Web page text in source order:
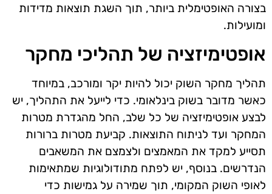
בצורה האופטימלית ביותר, תוך השגת תוצאות מדידות
ומועילות.
אופטימיזציה של תהליכי מחקר
תהליך מחקר השוק יכול להיות יקר ומורכב, במיוחד
כאשר מדובר בשוק בינלאומי. כדי לייעל את התהליך, יש
לבצע אופטימיזציה של כל שלב, החל מהגדרת מטרות
המחקר ועד לניתוח התוצאות. קביעת מטרות ברורות
תסייע למקד את המאמצים ולצמצם את המשאבים
הנדרשים. בנוסף, יש לפתח מתודולוגיות שמתאימות
לאופי השוק המקומי, תוך שמירה על גמישות כדי